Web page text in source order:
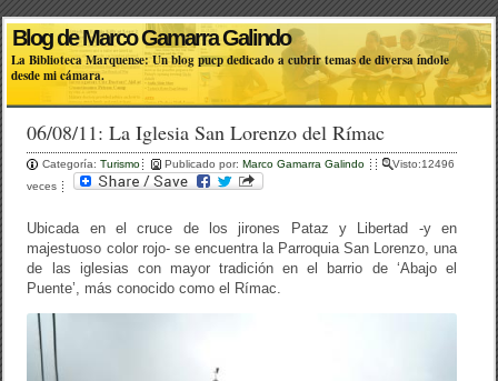
Blog de Marco Gamarra Galindo
La Biblioteca Marquense: Un blog pucp dedicado a cubrir temas de diversa índole
desde mi cámara.
06/08/11: La Iglesia San Lorenzo del Rímac
Categoría:Turismo Publicado por:Marco Gamarra Galindo
Visto:12496
veces
Ubicada en el cruce de los jirones Pataz y Libertad -y en
majestuoso color rojo- se encuentra la Parroquia San Lorenzo, una
de las iglesias con mayor tradición en el barrio de ‘Abajo el
Puente’, más conocido como el Rímac.